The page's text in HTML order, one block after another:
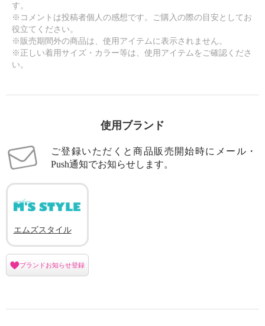
す。
※コメントは投稿者個人の感想です。ご購入の際の目安としてお
役立てください。
※販売期間外の商品は、使用アイテムに表示されません。
※正しい着用サイズ・カラー等は、使用アイテムをご確認くださ
い。
使用ブランド
ご登録いただくと商品販売開始時にメール・
Push通知でお知らせします。
エムズスタイル
ブランドお知らせ登録